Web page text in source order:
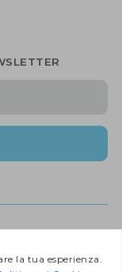
CodeByte Srl.| All